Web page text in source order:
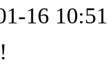
16 10:51